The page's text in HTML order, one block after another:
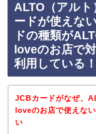
ALTO（アル
ードが使えな
ドの種類が
loveのお店で
利用している！
JCBカードがなぜ、
loveのお店で使えな
い